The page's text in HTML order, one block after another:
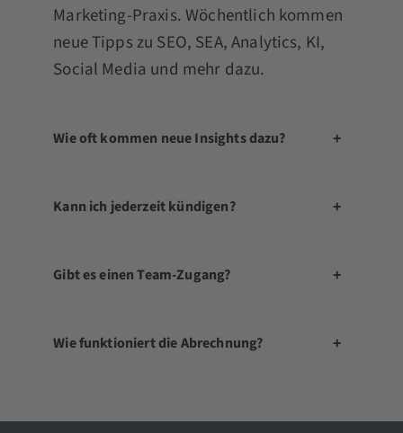
Marketing-Praxis. Wöchentlich kommen
neue Tipps zu SEO, SEA, Analytics, KI,
Social Media und mehr dazu.
Wie oft kommen neue Insights dazu? +
Kann ich jederzeit kündigen? +
Gibt es einen Team-Zugang? +
Wie funktioniert die Abrechnung? +